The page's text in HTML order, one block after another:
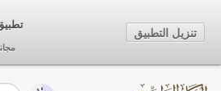
تنزيل التطبيق